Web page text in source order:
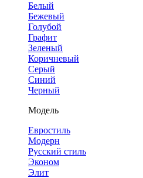
Белый
Бежевый
Голубой
Графит
Зеленый
Коричневый
Серый
Синий
Черный
Модель
Евростиль
Модерн
Русский стиль
Эконом
Элит